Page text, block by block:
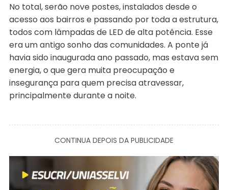
No total, serão nove postes, instalados desde o
acesso aos bairros e passando por toda a estrutura,
todos com lâmpadas de LED de alta potência. Esse
era um antigo sonho das comunidades. A ponte já
havia sido inaugurada ano passado, mas estava sem
energia, o que gera muita preocupação e
insegurança para quem precisa atravessar,
principalmente durante a noite.
CONTINUA DEPOIS DA PUBLICIDADE